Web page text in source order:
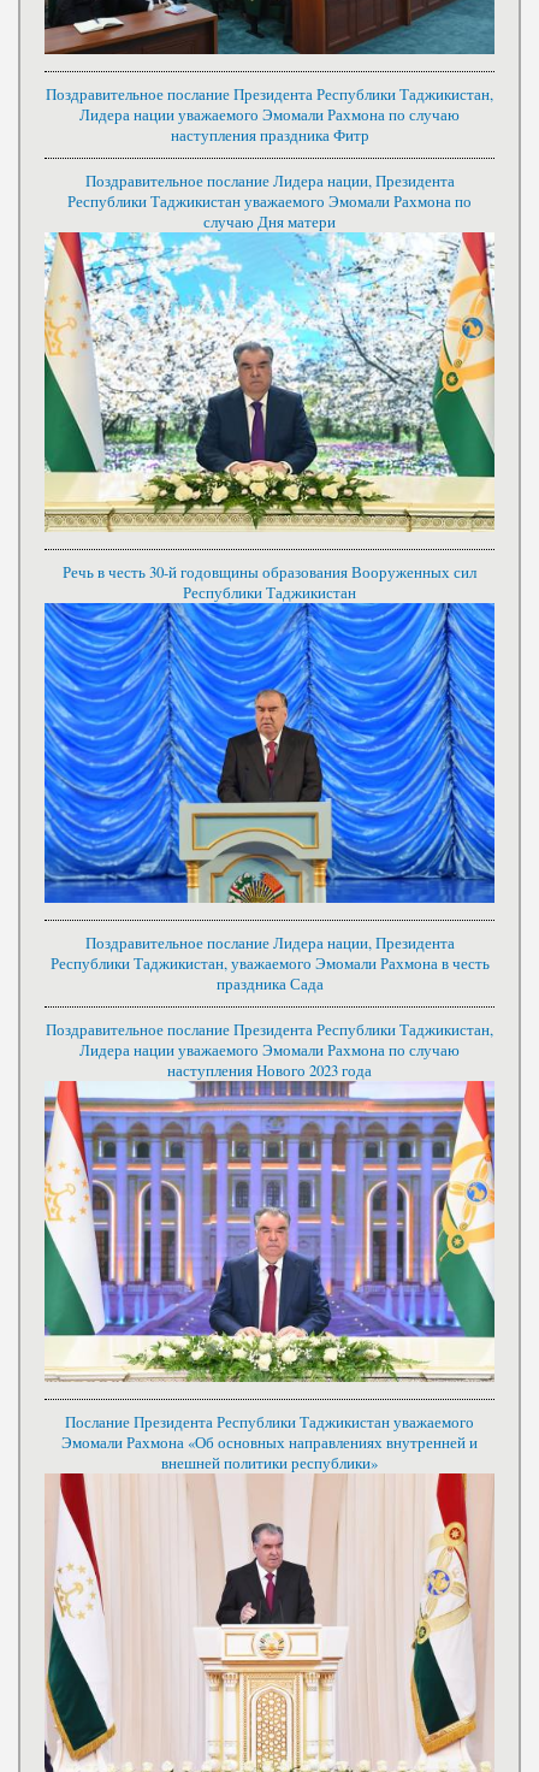
Поздравительное послание Президента Республики Таджикистан,
Лидера нации уважаемого Эмомали Рахмона по случаю
наступления праздника Фитр
Поздравительное послание Лидера нации, Президента
Республики Таджикистан уважаемого Эмомали Рахмона по
случаю Дня матери
Речь в честь 30-й годовщины образования Вооруженных сил
Республики Таджикистан
Поздравительное послание Лидера нации, Президента
Республики Таджикистан, уважаемого Эмомали Рахмона в честь
праздника Сада
Поздравительное послание Президента Республики Таджикистан,
Лидера нации уважаемого Эмомали Рахмона по случаю
наступления Нового 2023 года
Послание Президента Республики Таджикистан уважаемого
Эмомали Рахмона «Об основных направлениях внутренней и
внешней политики республики»